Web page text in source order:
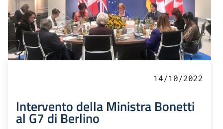
14/10/2022
Intervento della Ministra Bonetti
al G7 di Berlino